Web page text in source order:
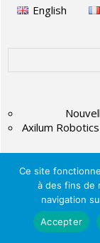
English
Axilum
© 2011-2026
|
Ce site
à des fins de
navigation
Accepter